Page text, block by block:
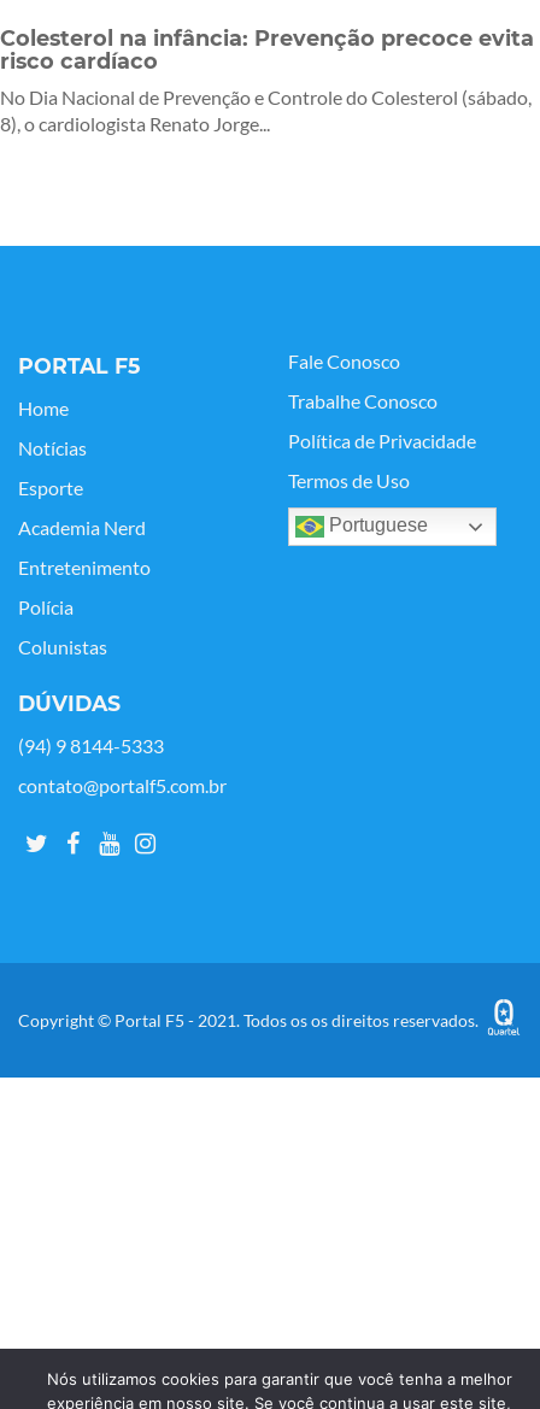
Colesterol na infância: Prevenção precoce evita
risco cardíaco
No Dia Nacional de Prevenção e Controle do Colesterol (sábado,
8), o cardiologista Renato Jorge...
PORTAL F5
Home
Notícias
Esporte
Academia Nerd
Entretenimento
Polícia
Colunistas
Fale Conosco
Trabalhe Conosco
Política de Privacidade
Termos de Uso
Portuguese
DÚVIDAS
(94) 9 8144-5333
contato@portalf5.com.br
Copyright © Portal F5 - 2021. Todos os os direitos reservados.
Nós utilizamos cookies para garantir que você tenha a melhor
experiência em nosso site. Se você continua a usar este site,